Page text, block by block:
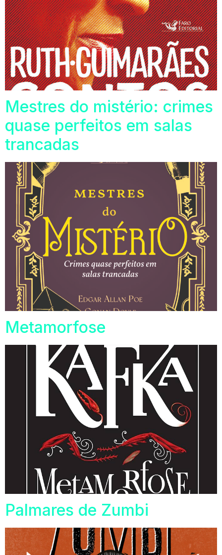
Mestres do mistério: crimes
quase perfeitos em salas
trancadas
Metamorfose
Palmares de Zumbi